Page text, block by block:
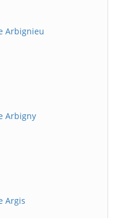
Arbignieu
Arbigny
Argis